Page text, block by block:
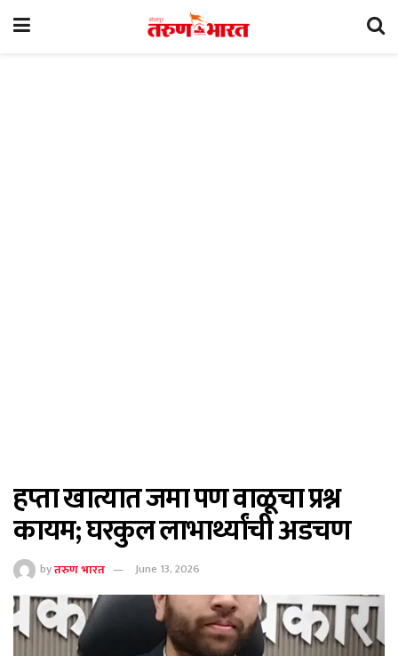
हप्ता खात्यात जमा पण वाळूचा प्रश्न
कायम; घरकुल लाभार्थ्यांची अडचण
byतरुण भारत June 13, 2026